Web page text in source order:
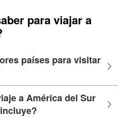
para viajar a
países para visitar
a América del Sur